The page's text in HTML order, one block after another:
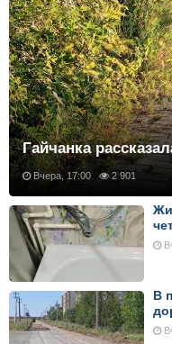
Гайчанка
Вчера, 17:00 2 901
В